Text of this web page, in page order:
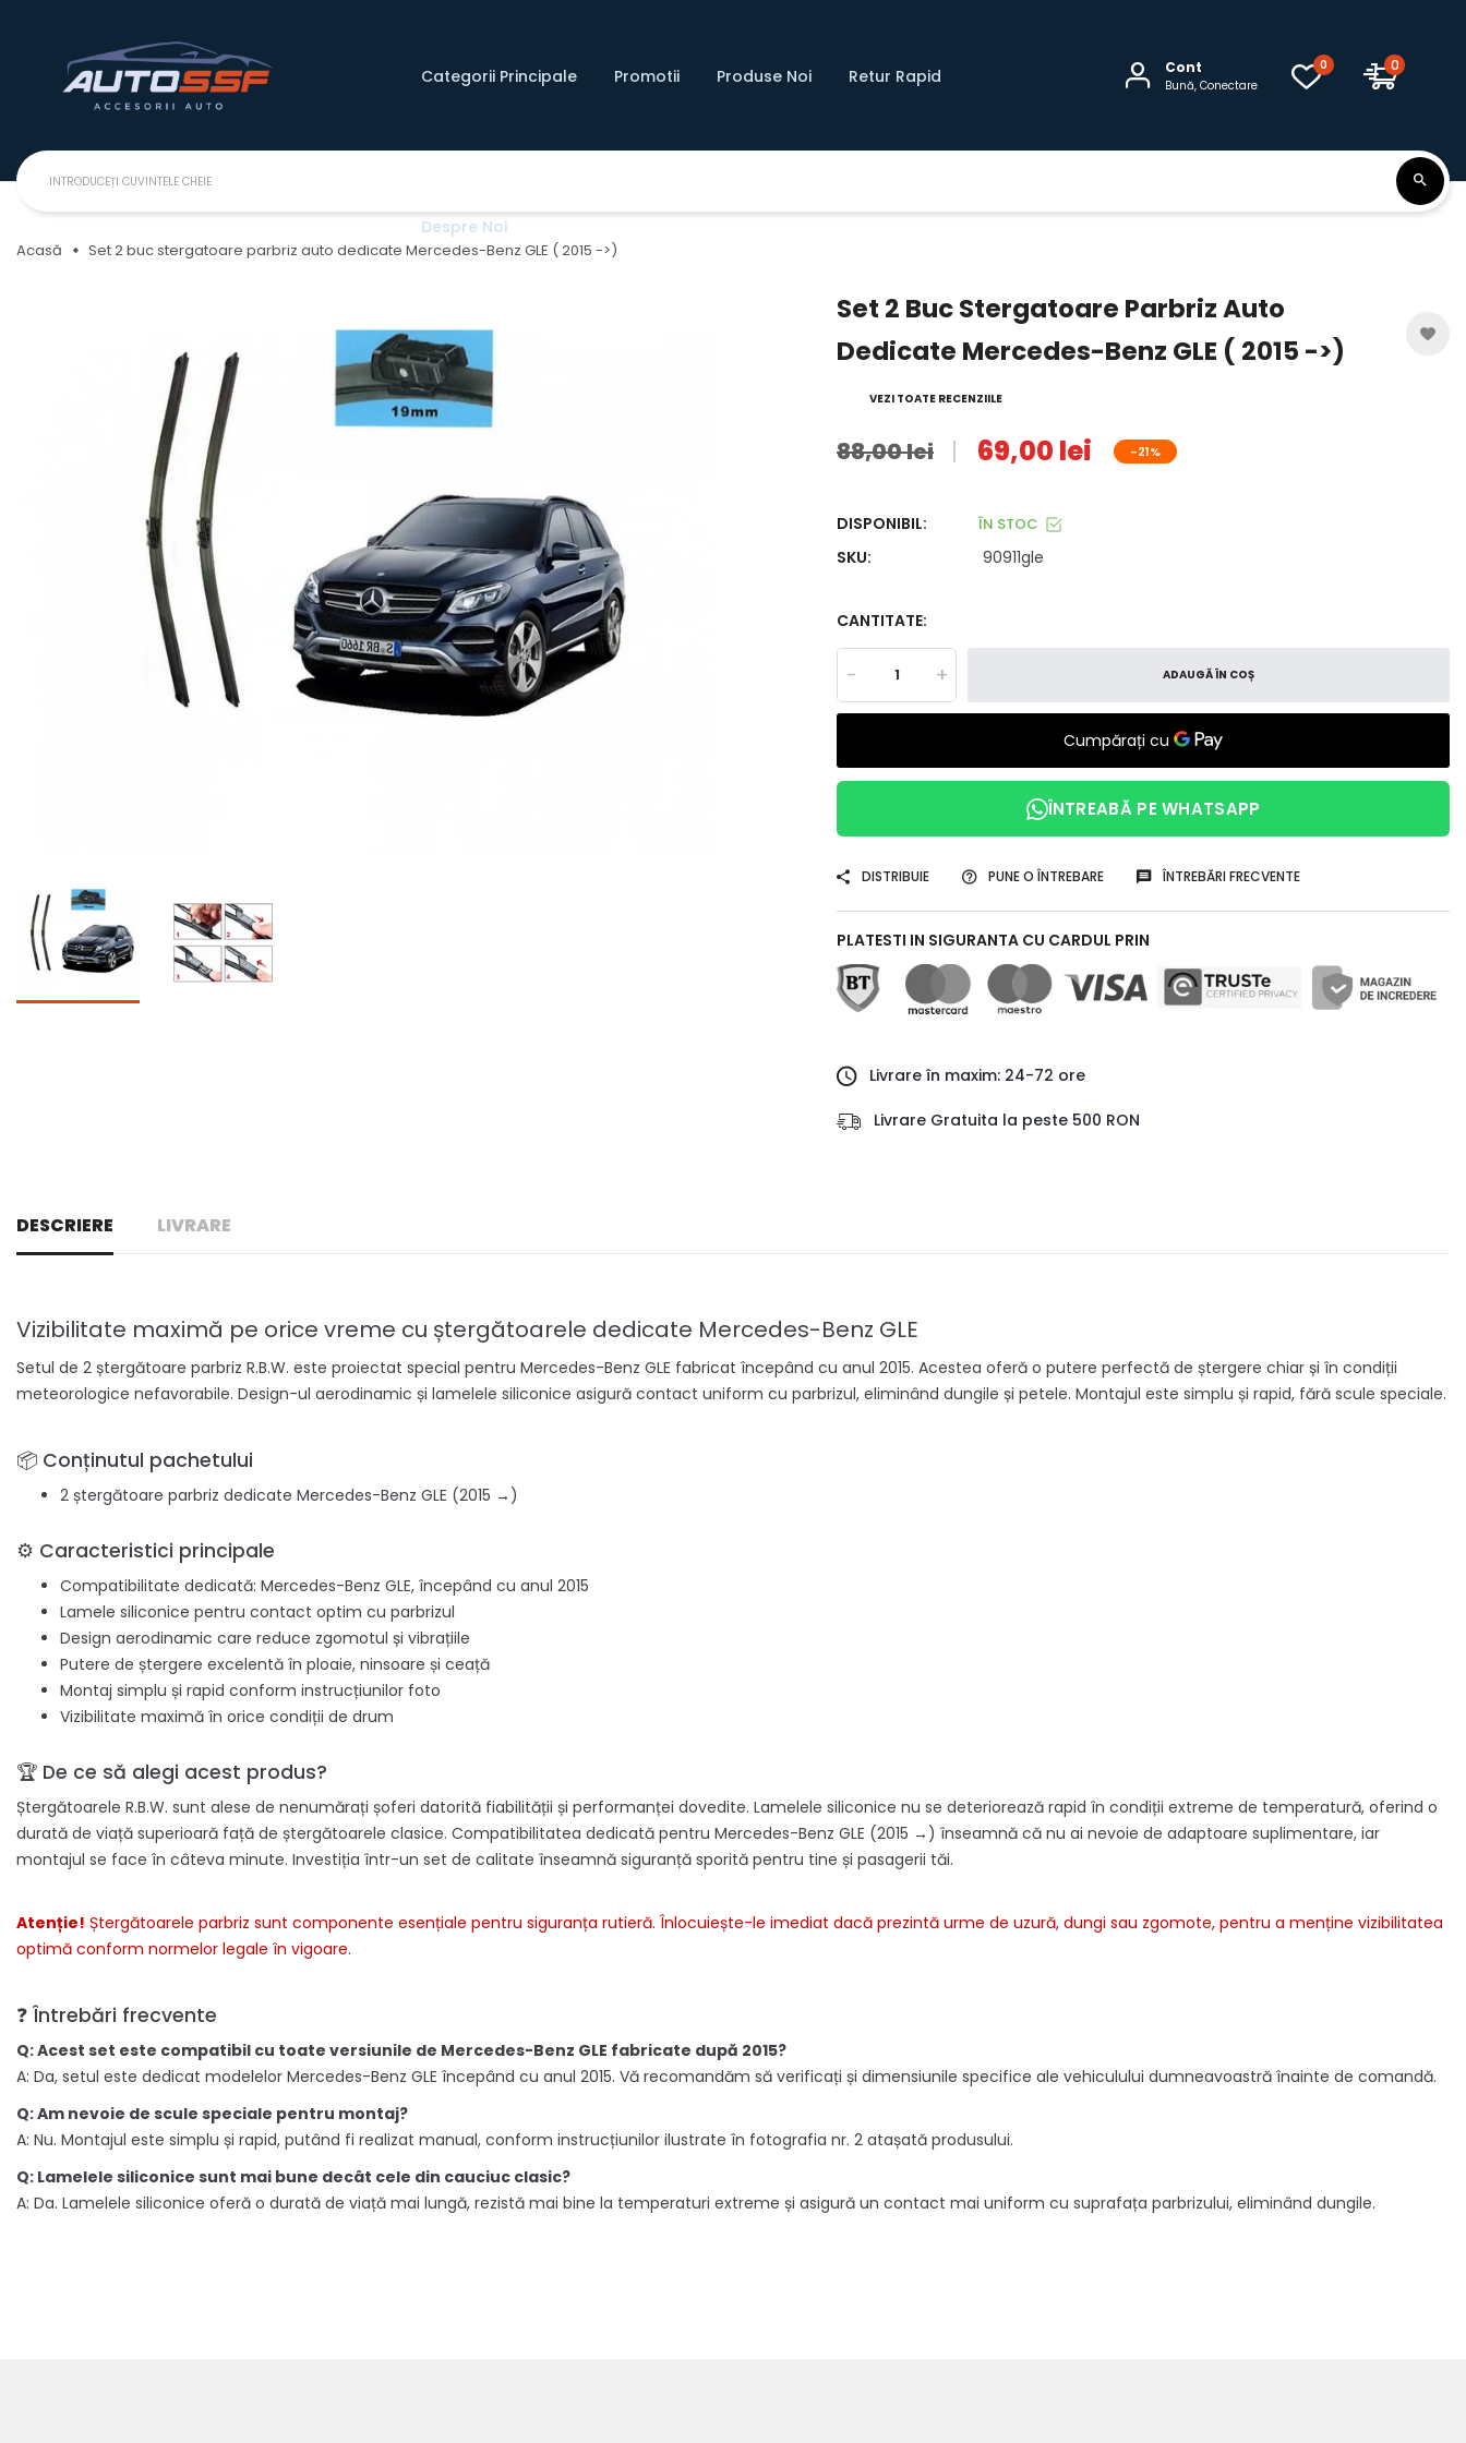
Categorii Principale Promotii Produse Noi Retur Rapid
Despre Noi
Cont
Bună, Conectare
0 0
Acasă Set 2 buc stergatoare parbriz auto dedicate Mercedes-Benz GLE ( 2015 ->)
Set 2 Buc Stergatoare Parbriz Auto
Dedicate Mercedes-Benz GLE ( 2015 ->)
VEZI TOATE RECENZIILE
88,00 lei 69,00 lei -21%
DISPONIBIL: ÎN STOC
SKU: 90911gle
CANTITATE:
- + ADAUGĂ ÎN COȘ
ÎNTREABĂ PE WHATSAPP
DISTRIBUIE PUNE O ÎNTREBARE ÎNTREBĂRI FRECVENTE
PLATESTI IN SIGURANTA CU CARDUL PRIN
Livrare în maxim: 24-72 ore
Livrare Gratuita la peste 500 RON
DESCRIERE LIVRARE
Vizibilitate maximă pe orice vreme cu ștergătoarele dedicate Mercedes-Benz GLE
Setul de 2 ștergătoare parbriz R.B.W. este proiectat special pentru Mercedes-Benz GLE fabricat începând cu anul 2015. Acestea oferă o putere perfectă de ștergere chiar și în condiții
meteorologice nefavorabile. Design-ul aerodinamic și lamelele siliconice asigură contact uniform cu parbrizul, eliminând dungile și petele. Montajul este simplu și rapid, fără scule speciale.
📦 Conținutul pachetului
2 ștergătoare parbriz dedicate Mercedes-Benz GLE (2015 →)
⚙️ Caracteristici principale
Compatibilitate dedicată: Mercedes-Benz GLE, începând cu anul 2015
Lamele siliconice pentru contact optim cu parbrizul
Design aerodinamic care reduce zgomotul și vibrațiile
Putere de ștergere excelentă în ploaie, ninsoare și ceață
Montaj simplu și rapid conform instrucțiunilor foto
Vizibilitate maximă în orice condiții de drum
🏆 De ce să alegi acest produs?
Ștergătoarele R.B.W. sunt alese de nenumărați șoferi datorită fiabilității și performanței dovedite. Lamelele siliconice nu se deteriorează rapid în condiții extreme de temperatură, oferind o
durată de viață superioară față de ștergătoarele clasice. Compatibilitatea dedicată pentru Mercedes-Benz GLE (2015 →) înseamnă că nu ai nevoie de adaptoare suplimentare, iar
montajul se face în câteva minute. Investiția într-un set de calitate înseamnă siguranță sporită pentru tine și pasagerii tăi.
Atenție! Ștergătoarele parbriz sunt componente esențiale pentru siguranța rutieră. Înlocuiește-le imediat dacă prezintă urme de uzură, dungi sau zgomote, pentru a menține vizibilitatea
optimă conform normelor legale în vigoare.
❓ Întrebări frecvente
Q: Acest set este compatibil cu toate versiunile de Mercedes-Benz GLE fabricate după 2015?
A: Da, setul este dedicat modelelor Mercedes-Benz GLE începând cu anul 2015. Vă recomandăm să verificați și dimensiunile specifice ale vehiculului dumneavoastră înainte de comandă.
Q: Am nevoie de scule speciale pentru montaj?
A: Nu. Montajul este simplu și rapid, putând fi realizat manual, conform instrucțiunilor ilustrate în fotografia nr. 2 atașată produsului.
Q: Lamelele siliconice sunt mai bune decât cele din cauciuc clasic?
A: Da. Lamelele siliconice oferă o durată de viață mai lungă, rezistă mai bine la temperaturi extreme și asigură un contact mai uniform cu suprafața parbrizului, eliminând dungile.